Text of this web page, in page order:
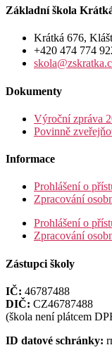
Základní škola
Krátká 676,
+420 474 774
Dokumenty
Výroční zpráva
Povinně
Informace
Prohlášení o
Zpracování
Prohlášení o
Zpracování
Zástupci školy
IČ: 46787488
DIČ: CZ46787488
(škola není plátcem
ID datové schránky: